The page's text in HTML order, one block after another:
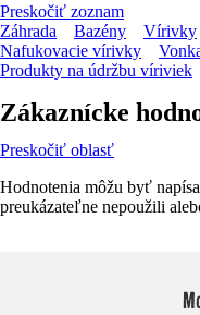
Preskočiť zoznam
Záhrada
Bazény Vírivky
Nafukovacie vírivky
Produkty na údržbu víriviek
Zákaznícke
Preskočiť oblasť
Hodnotenia môžu byť
preukázateľne nepoužili